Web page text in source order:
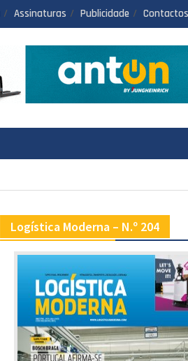
Assinaturas Publicidade Contactos
Logística Moderna – N.º 204